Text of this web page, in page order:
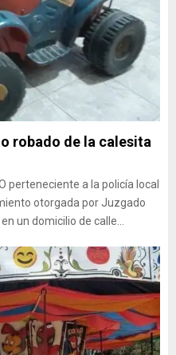
robado de la calesita
perteneciente a la policía local
otorgada por Juzgado
un domicilio de calle...